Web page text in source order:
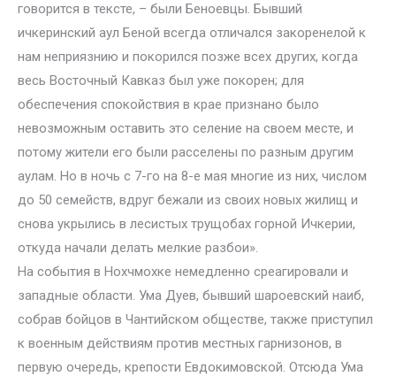
говорится в тексте, – были Беноевцы. Бывший
ичкеринский аул Беной всегда отличался закоренелой к
нам неприязнию и покорился позже всех других, когда
весь Восточный Кавказ был уже покорен; для
обеспечения спокойствия в крае признано было
невозможным оставить это селение на своем месте, и
потому жители его были расселены по разным другим
аулам. Но в ночь с 7-го на 8-е мая многие из них, числом
до 50 семейств, вдруг бежали из своих новых жилищ и
снова укрылись в лесистых трущобах горной Ичкерии,
откуда начали делать мелкие разбои».
На события в Нохчмохке немедленно среагировали и
западные области. Ума Дуев, бывший шароевский наиб,
собрав бойцов в Чантийском обществе, также приступил
к военным действиям против местных гарнизонов, в
первую очередь, крепости Евдокимовской. Отсюда Ума